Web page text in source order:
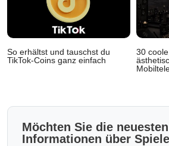
So erhältst und tauschst du
TikTok-Coins ganz einfach
30
Möchten Sie die neuesten
Informationen über